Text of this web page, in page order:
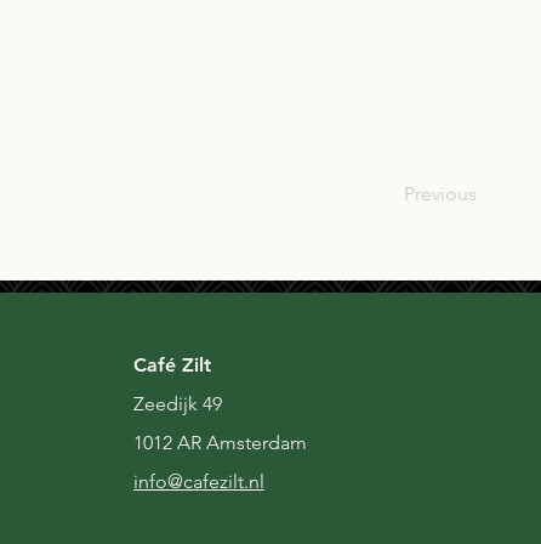
Previous
Café Zilt
Zeedijk 49
1012 AR Amsterdam
info@cafezilt.nl